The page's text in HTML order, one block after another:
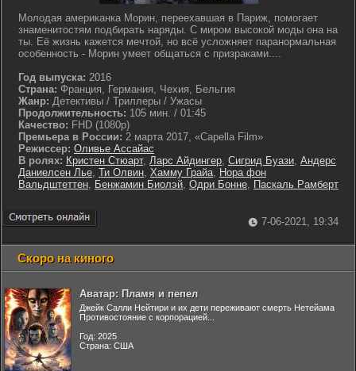
Молодая американка Морин, переехавшая в Париж, помогает
знаменитостям подбирать наряды. С миром высокой моды она на
ты. Её жизнь кажется мечтой, но всё усложняет паранормальная
особенность - Морин умеет общаться с призраками....
Год выпуска: 2016
Страна: Франция, Германия, Чехия, Бельгия
Жанр: Детективы / Триллеры / Ужасы
Продолжительность: 105 мин. / 01:45
Качество: FHD (1080p)
Премьера в России: 2 марта 2017, «Capella Film»
Режиссер: Оливье Ассайас
В ролях: Кристен Стюарт, Ларс Айдингер, Сигрид Буази, Андерс
Даниелсен Лье, Ти Олвин, Хамму Грайа, Нора фон
Вальдштеттен, Бенжамин Биолэй, Одри Бонне, Паскаль Рамберт
7-06-2021, 19:34
Скоро на киного
Аватар: Пламя и пепел
Джейк Салли Нейтири и их дети переживают смерть Нетейама
Противостояние с корпорацией...
Год: 2025
Страна: США